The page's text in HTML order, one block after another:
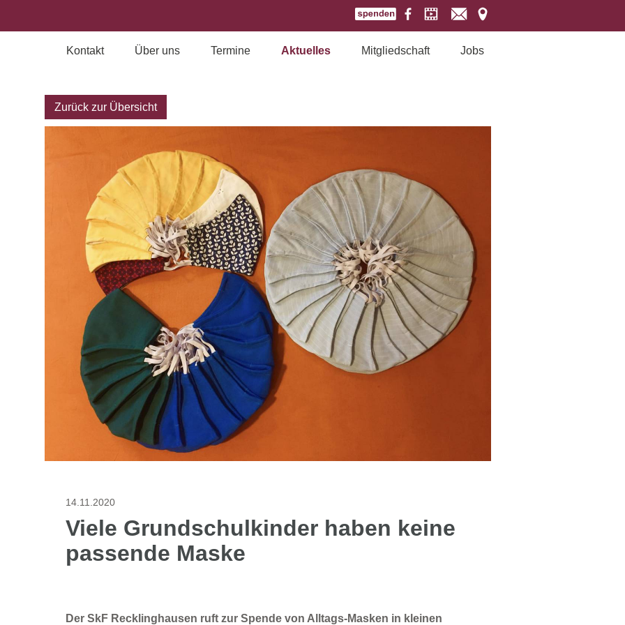
Kontakt Über uns Termine
Aktuelles
Mitgliedschaft Jobs
Zurück zur Übersicht
14.11.2020
Viele Grundschulkinder haben keine
passende Maske
Der SkF Recklinghausen ruft zur Spende von Alltags-Masken in kleinen